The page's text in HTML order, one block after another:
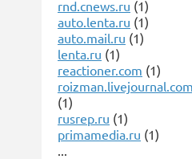
rnd.cnews.ru (1)
auto.lenta.ru (1)
auto.mail.ru (1)
lenta.ru (1)
reactioner.com (1)
(1)
rusrep.ru (1)
primamedia.ru (1)
...